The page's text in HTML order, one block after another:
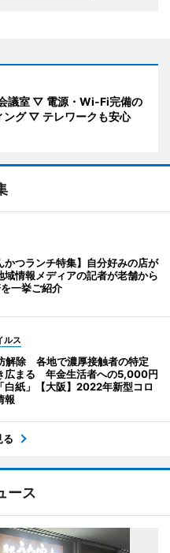
議室 ▽ 電源・Wi-Fi完備の
ング ▽ テレワークも安心
かつランチ特集】自分好みの店が
域情報メディアの記者が老舗から
一挙ご紹介
ルス
解除 各地で濃厚接触者の特定
広まる 年金生活者への5,000円
白紙」【大阪】2022年新型コロ
報
る
ース